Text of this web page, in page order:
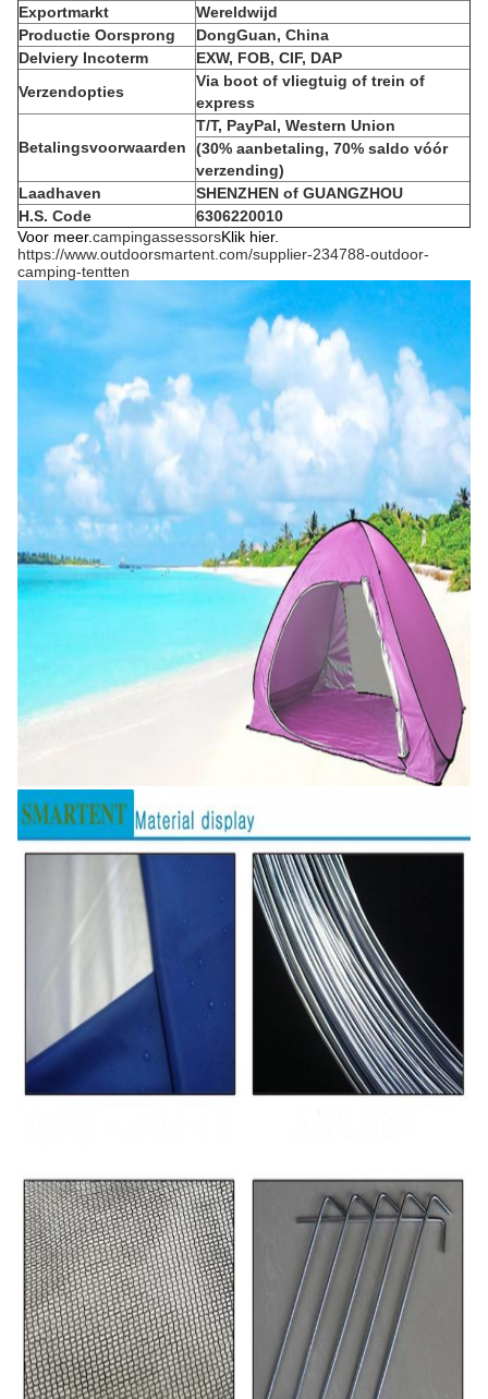
Exportmarkt
Wereldwijd
Productie Oorsprong
DongGuan, China
Delviery Incoterm
EXW, FOB, CIF, DAP
Verzendopties
Via boot of vliegtuig of trein of
express
Betalingsvoorwaarden
T/T, PayPal, Western Union
(30% aanbetaling, 70% saldo vóór
verzending)
Laadhaven
SHENZHEN of GUANGZHOU
H.S. Code
6306220010
Voor meer.campingassessorsKlik hier.
https://www.outdoorsmartent.com/supplier-234788-outdoor-
camping-tentten